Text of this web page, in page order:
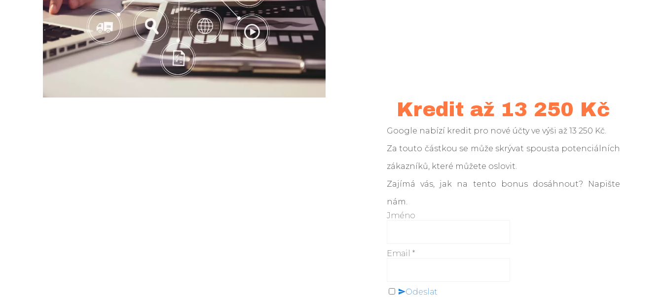
Kredit až 13 250 Kč
Google nabízí kredit pro nové účty ve výši až 13 250 Kč.
Za touto částkou se může skrývat spousta potenciálních
zákazníků, které můžete oslovit.
Zajímá vás, jak na tento bonus dosáhnout? Napište
nám.
Jméno
Email*
Odeslat